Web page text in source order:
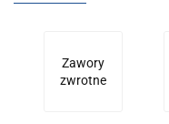
Zawory
zwrotne